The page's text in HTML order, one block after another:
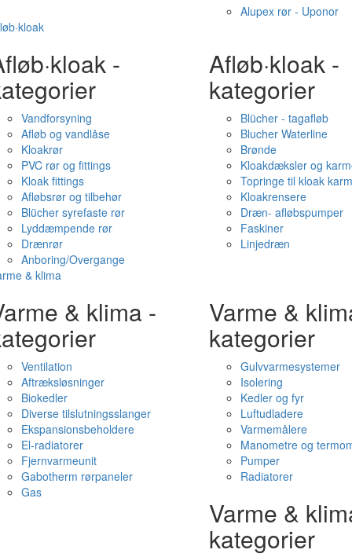
Alupex rør - Uponor
-
Vandforsyning
Afløb og vandlåse
Kloakrør
PVC rør og fittings
Kloak fittings
Afløbsrør og tilbehør
Blücher syrefaste rør
Lyddæmpende rør
Drænrør
Anboring/Overgange
Afløb·kloak -
kategorier
Blücher - tagafløb
Blucher Waterline
Brønde
Kloakdæksler og
Topringe til kloak
Kloakrensere
Dræn- afløbspumper
Faskiner
Linjedræn
& klima
& klima -
Ventilation
Aftræksløsninger
Biokedler
Diverse tilslutningsslanger
Ekspansionsbeholdere
El-radiatorer
Fjernvarmeunit
Gabotherm rørpaneler
Gas
Varme &
kategorier
Gulvvarmesystemer
Isolering
Kedler og fyr
Luftudladere
Varmemålere
Manometre og
Pumper
Radiatorer
Varme &
kategorier